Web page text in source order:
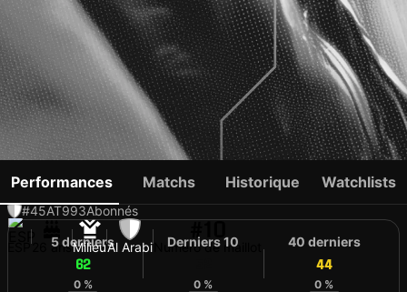
RODRI
#45AT993Abonnés
26 ansMilieuAl Arabi Numéro de maillot
Performances Matchs Historique Watchlists
5 derniers
62
0 %
Derniers 10
0 %
40 derniers
44
0 %